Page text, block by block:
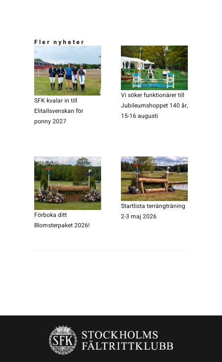
Fler nyheter
SFK kvalar in till
Elitallsvenskan för
ponny 2027
Vi söker funktionärer till
Jubileumshoppet 140 år,
15-16 augusti
Förboka ditt
Blomsterpaket 2026!
Startlista terrängträning
2-3 maj 2026